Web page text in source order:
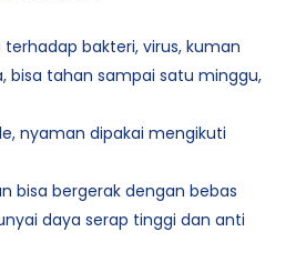
bakteri, virus, kuman
bisa tahan sampai satu minggu,
nyaman dipakai mengikuti
bisa bergerak dengan bebas
daya serap tinggi dan anti